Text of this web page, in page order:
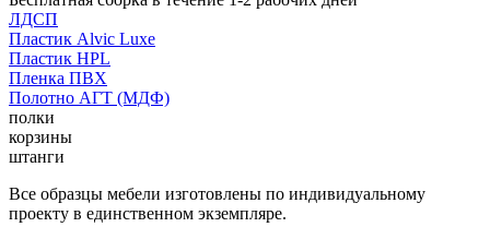
ЛДСП
Пластик Alvic Luxe
Пластик HPL
Пленка ПВХ
Полотно АГТ (МДФ)
полки
корзины
штанги
Все образцы мебели изготовлены по индивидуальному
проекту в единственном экземпляре.